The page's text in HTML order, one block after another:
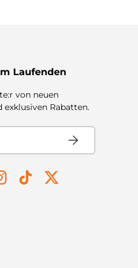
Laufenden
von neuen
exklusiven Rabatten.
Abonnieren
TikTokTwitter